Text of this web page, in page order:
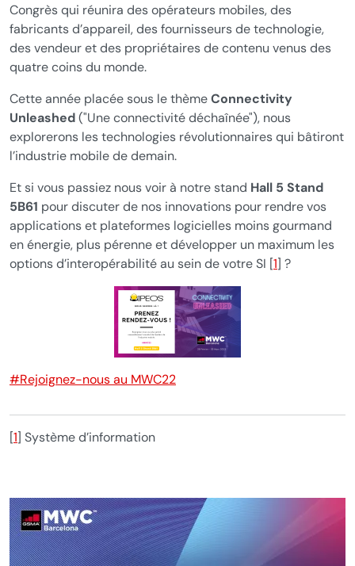
Congrès qui réunira des opérateurs mobiles, des
fabricants d’appareil, des fournisseurs de technologie,
des vendeur et des propriétaires de contenu venus des
quatre coins du monde.
Cette année placée sous le thèmeConnectivity
Unleashed("Une connectivité déchaînée"), nous
explorerons les technologies révolutionnaires qui bâtiront
l’industrie mobile de demain.
Et si vous passiez nous voir à notre stand Hall 5 Stand
5B61 pour discuter de nos innovations pour rendre vos
applications et plateformes logicielles moins gourmand
en énergie, plus pérenne et développer un maximum les
options d’interopérabilité au sein de votre SI [1] ?
#Rejoignez-nous au MWC22
[1] Système d’information